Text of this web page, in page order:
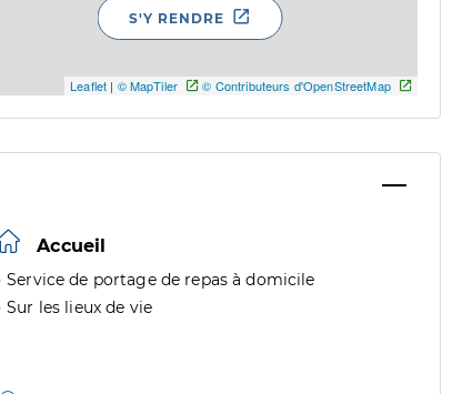
Leaflet | © MapTiler © Contributeurs d'OpenStreetMap
S'Y RENDRE
Accueil
Service de portage de repas à domicile
Sur les lieux de vie